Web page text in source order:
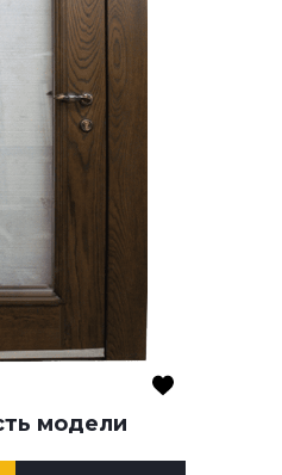
модели